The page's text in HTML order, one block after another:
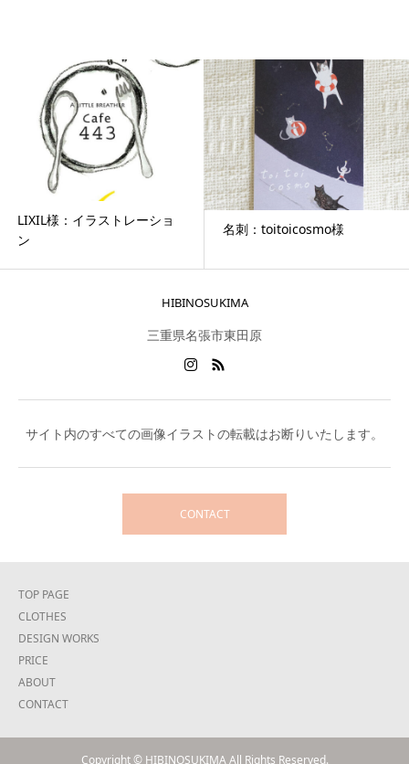
LIXIL様：イラストレーショ
ン
名刺：toitoicosmo様
HIBINOSUKIMA
三重県名張市東田原
サイト内のすべての画像イラストの転載はお断りいたします。
CONTACT
TOP PAGE
CLOTHES
DESIGN WORKS
PRICE
ABOUT
CONTACT
Copyright © HIBINOSUKIMA All Rights Reserved.